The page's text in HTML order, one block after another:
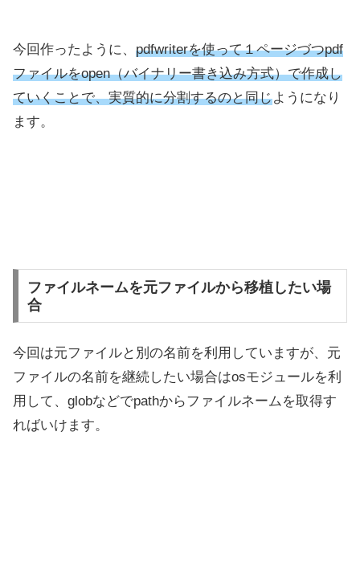
今回作ったように、 pdfwriterを使って１ページづつpdf
ファイルをopen（バイナリー書き込み方式）で作成し
ていくことで、実質的に分割するのと同じようになり
ます。
ファイルネームを元ファイルから移植したい場
合
今回は元ファイルと別の名前を利用していますが、元
ファイルの名前を継続したい場合はosモジュールを利
用して、globなどでpathからファイルネームを取得す
ればいけます。